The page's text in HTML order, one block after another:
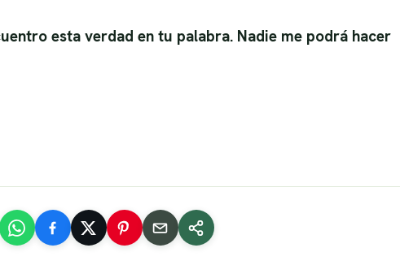
esta verdad en tu palabra. Nadie me podrá hacer